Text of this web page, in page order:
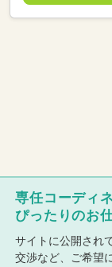
専任コーディ
ぴったりのお
サイトに公開され
交渉など、ご希望